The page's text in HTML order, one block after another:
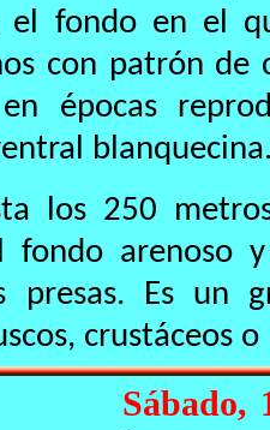
el fondo en el
con patrón de
épocas
los 250
fondo arenoso
presas. Es un
crustáceos o
Sábado,